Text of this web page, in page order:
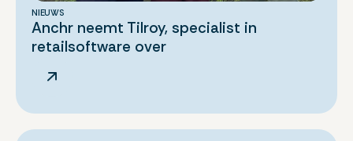
NIEUWS
Anchr neemt Tilroy, specialist in
retailsoftware over